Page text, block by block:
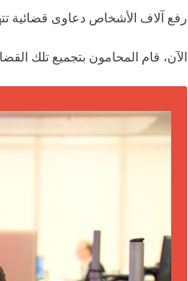
رفع آلاف الأشخاص دعاوى قضائية
الآن، قام المحامون بتجميع تلك